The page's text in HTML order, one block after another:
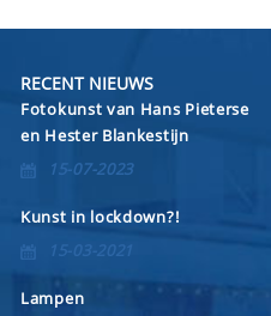
RECENT NIEUWS
Fotokunst van Hans Pieterse
en Hester Blankestijn
15-07-2023
Kunst in lockdown?!
15-03-2021
Lampen